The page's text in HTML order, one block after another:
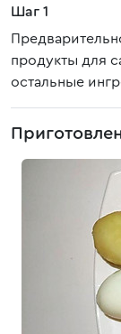
Шаг 1
продукты для
остальные